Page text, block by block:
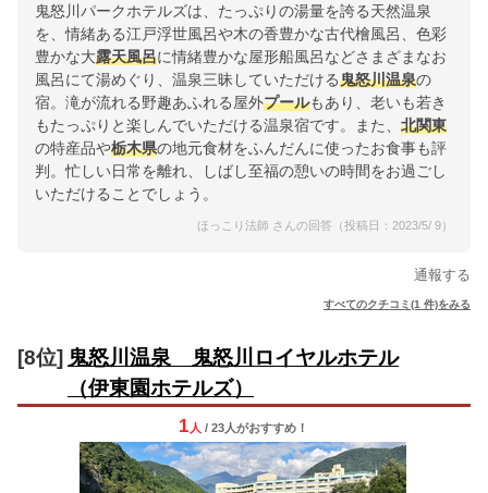
鬼怒川パークホテルズは、たっぷりの湯量を誇る天然温泉
を、情緒ある江戸浮世風呂や木の香豊かな古代檜風呂、色彩
豊かな大露天風呂に情緒豊かな屋形船風呂などさまざまなお
風呂にて湯めぐり、温泉三昧していただける鬼怒川温泉の
宿。滝が流れる野趣あふれる屋外プールもあり、老いも若き
もたっぷりと楽しんでいただける温泉宿です。また、 北関東
の特産品や栃木県の地元食材をふんだんに使ったお食事も評
判。忙しい日常を離れ、しばし至福の憩いの時間をお過ごし
いただけることでしょう。
ほっこり法師 さんの回答（投稿日：2023/5/ 9）
通報する
すべてのクチコミ(1 件)をみる
[8位] 鬼怒川温泉 鬼怒川ロイヤルホテル
（伊東園ホテルズ）
1 人 / 23人がおすすめ！